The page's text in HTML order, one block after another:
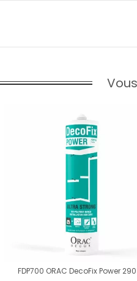
FDP700 ORAC DecoFix Power